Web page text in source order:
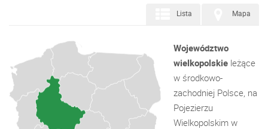
Mapa
Lista
Województwo
wielkopolskie leżące
w środkowo-
zachodniej Polsce, na
Pojezierzu
Wielkopolskim w